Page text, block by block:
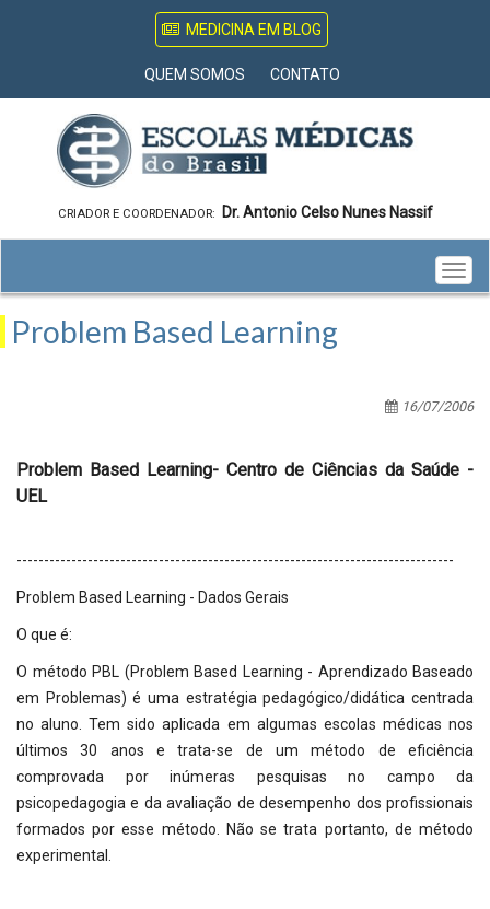
MEDICINA EM BLOG
QUEM SOMOS CONTATO
CRIADOR E COORDENADOR: Dr. Antonio Celso Nunes Nassif
Problem Based Learning
16/07/2006
Problem Based Learning- Centro de Ciências da Saúde -
UEL
--------------------------------------------------------------------------------
Problem Based Learning - Dados Gerais
O que é:
O método PBL (Problem Based Learning - Aprendizado Baseado
em Problemas) é uma estratégia pedagógico/didática centrada
no aluno. Tem sido aplicada em algumas escolas médicas nos
últimos 30 anos e trata-se de um método de eficiência
comprovada por inúmeras pesquisas no campo da
psicopedagogia e da avaliação de desempenho dos profissionais
formados por esse método. Não se trata portanto, de método
experimental.